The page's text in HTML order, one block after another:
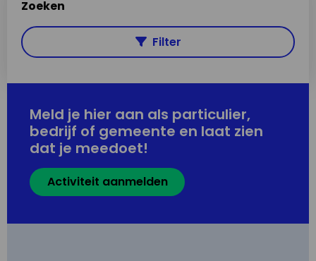
Zoeken
Filter
Meld je hier aan als particulier,
bedrijf of gemeente en laat zien
dat je meedoet!
Activiteit aanmelden